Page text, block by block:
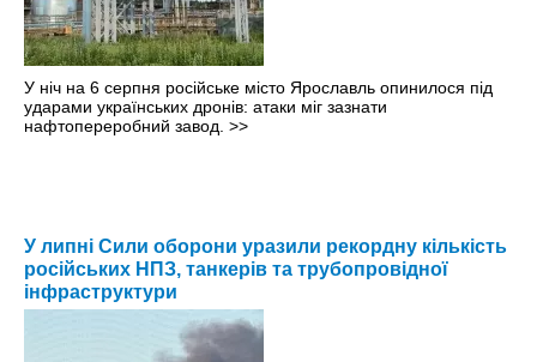
У ніч на 6 серпня російське місто Ярославль опинилося під
ударами українських дронів: атаки міг зазнати
нафтопереробний завод. >>
У липні Сили оборони уразили рекордну кількість
російських НПЗ, танкерів та трубопровідної
інфраструктури